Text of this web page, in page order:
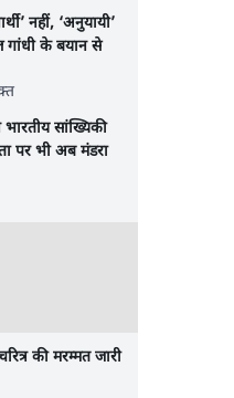
नहीं, ‘अनुयायी’
गांधी के बयान से
सांख्यिकी
पर भी अब मंडरा
की मरम्मत जारी